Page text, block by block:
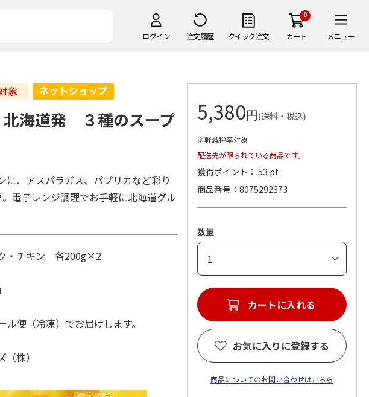
ログイン 注文履歴 クイック注文
0
カート メニュー
北海道発 ３種のスープ
に、アスパラガス、パプリカなど彩り
電子レンジ調理でお手軽に北海道グル
・チキン 各200g×2
ル便（冷凍）でお届けします。
株）
5,380円(送料・税込)
※軽減税率対象
配送先が限られている商品です。
獲得ポイント： 53 pt
商品番号
8075292373
数量
カートに入れる
お気に入りに登録する
商品についてのお問い合わせはこちら